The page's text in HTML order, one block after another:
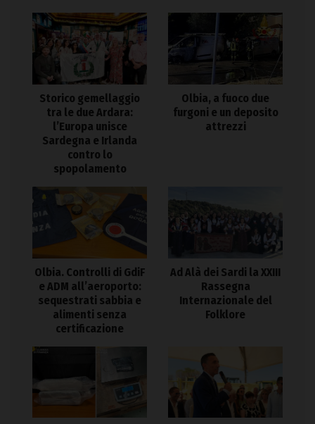
Storico gemellaggio
tra le due Ardara:
l’Europa unisce
Sardegna e Irlanda
contro lo
spopolamento
Olbia, a fuoco due
furgoni e un deposito
attrezzi
Olbia. Controlli di GdiF
e ADM all’aeroporto:
sequestrati sabbia e
alimenti senza
certificazione
Ad Alà dei Sardi la XXIII
Rassegna
Internazionale del
Folklore